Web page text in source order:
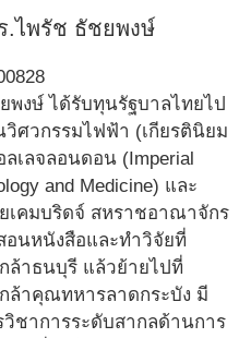
.ไพรัช ธัชยพงษ์
พงษ์ ได้รับทุนรัฐบาลไทยไป
ศวกรรมไฟฟ้า (เกียรตินิยม
เลจลอนดอน (Imperial
and Medicine) และ
เคมบริดจ์ สหราชอาณาจักร
อนหนังสือและทําวิจัยที่
ล้าธนบุรี แล้วย้ายไปที่
ล้าคุณทหารลาดกระบัง มี
ชาการระดับสากลด้านการ